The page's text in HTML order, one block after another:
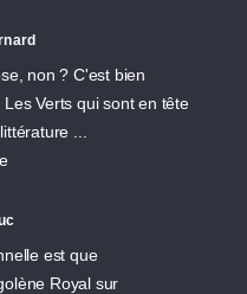
non ? C'est bien
Verts qui sont en tête
...
est que
Royal sur